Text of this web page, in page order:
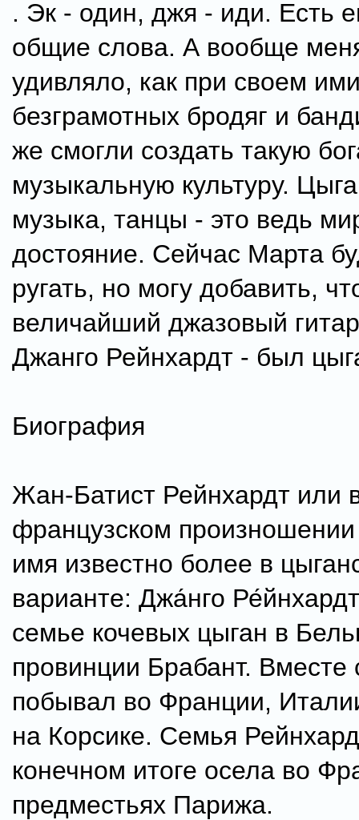
. Эк - один, джя - иди. Есть
общие слова. А вообще
удивляло, как при своем
безграмотных бродяг и
же смогли создать такую
музыкальную культуру.
музыка, танцы - это ведь
достояние. Сейчас Марта
ругать, но могу добавить,
величайший джазовый
Джанго Рейнхардт - был
Биография
Жан-Батист Рейнхардт или
французском произношении
имя известно более в
варианте: Джа́нго
семье кочевых цыган в
провинции Брабант. Вместе
побывал во Франции,
на Корсике. Семья
конечном итоге осела во
предместьях Парижа.